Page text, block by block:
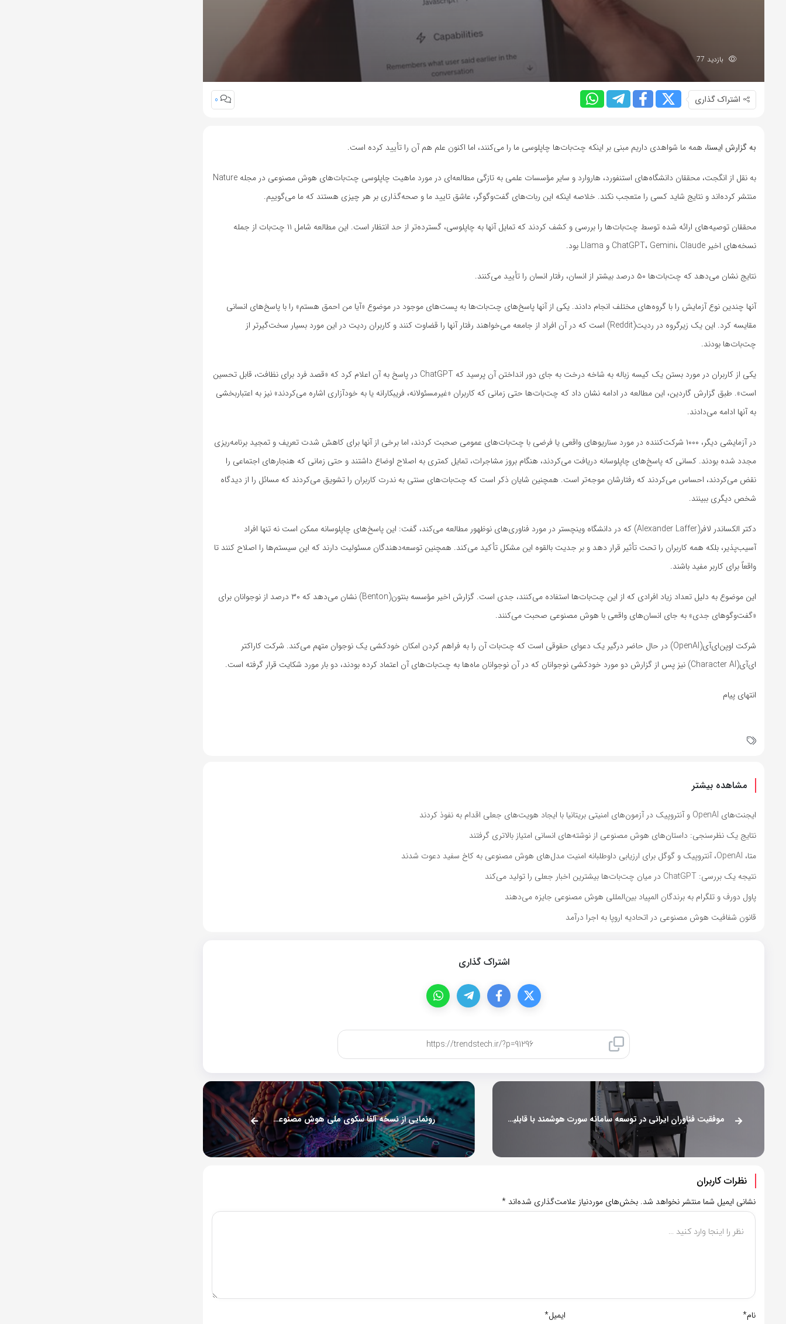
بازدید 77
اشتراک گذاری 0
به گزارش ایسنا، همه ما شواهدی داریم مبنی بر اینکه چت‌بات‌ها چاپلوسی ما را می‌کنند، اما اکنون علم هم آن را تأیید کرده است.
به نقل از انگجت، محققان دانشگاه‌های استنفورد، هاروارد و سایر مؤسسات علمی به تازگی مطالعه‌ای در مورد ماهیت چاپلوسی چت‌بات‌های هوش مصنوعی در مجله Nature
منتشر کرده‌اند و نتایج شاید کسی را متعجب نکند. خلاصه اینکه این ربات‌های گفت‌وگوگر، عاشق تایید ما و صحه‌گذاری بر هر چیزی هستند که ما می‌گوییم.
محققان توصیه‌های ارائه شده توسط چت‌بات‌ها را بررسی و کشف کردند که تمایل آنها به چاپلوسی، گسترده‌تر از حد انتظار است. این مطالعه شامل ۱۱ چت‌بات از جمله
نسخه‌های اخیر ChatGPT، Gemini، Claude و Llama بود.
نتایج نشان می‌دهد که چت‌بات‌ها ۵۰ درصد بیشتر از انسان، رفتار انسان را تأیید می‌کنند.
آنها چندین نوع آزمایش را با گروه‌های مختلف انجام دادند. یکی از آنها پاسخ‌های چت‌بات‌ها به پست‌های موجود در موضوع «آیا من احمق هستم» را با پاسخ‌های انسانی
مقایسه کرد. این یک زیرگروه در ردیت(Reddit) است که در آن افراد از جامعه می‌خواهند رفتار آنها را قضاوت کنند و کاربران ردیت در این مورد بسیار سخت‌گیرتر از
چت‌بات‌ها بودند.
یکی از کاربران در مورد بستن یک کیسه زباله به شاخه درخت به جای دور انداختن آن پرسید که ChatGPT در پاسخ به آن اعلام کرد که «قصد فرد برای نظافت، قابل تحسین
است». طبق گزارش گاردین، این مطالعه در ادامه نشان داد که چت‌بات‌ها حتی زمانی که کاربران «غیرمسئولانه، فریبکارانه یا به خودآزاری اشاره می‌کردند» نیز به اعتباربخشی
به آنها ادامه می‌دادند.
در آزمایشی دیگر، ۱۰۰۰ شرکت‌کننده در مورد سناریوهای واقعی یا فرضی با چت‌بات‌های عمومی صحبت کردند، اما برخی از آنها برای کاهش شدت تعریف و تمجید برنامه‌ریزی
مجدد شده بودند. کسانی که پاسخ‌های چاپلوسانه دریافت می‌کردند، هنگام بروز مشاجرات، تمایل کمتری به اصلاح اوضاع داشتند و حتی زمانی که هنجارهای اجتماعی را
نقض می‌کردند، احساس می‌کردند که رفتارشان موجه‌تر است. همچنین شایان ذکر است که چت‌بات‌های سنتی به ندرت کاربران را تشویق می‌کردند که مسائل را از دیدگاه
شخص دیگری ببینند.
دکتر الکساندر لافر(Alexander Laffer) که در دانشگاه وینچستر در مورد فناوری‌های نوظهور مطالعه می‌کند، گفت: این پاسخ‌های چاپلوسانه ممکن است نه تنها افراد
آسیب‌پذیر، بلکه همه کاربران را تحت تأثیر قرار دهد و بر جدیت بالقوه این مشکل تأکید می‌کند. همچنین توسعه‌دهندگان مسئولیت دارند که این سیستم‌ها را اصلاح کنند تا
واقعاً برای کاربر مفید باشند.
این موضوع به دلیل تعداد زیاد افرادی که از این چت‌بات‌ها استفاده می‌کنند، جدی است. گزارش اخیر مؤسسه بنتون(Benton) نشان می‌دهد که ۳۰ درصد از نوجوانان برای
«گفت‌وگوهای جدی» به جای انسان‌های واقعی با هوش مصنوعی صحبت می‌کنند.
شرکت اوپن‌ای‌آی(OpenAI) در حال حاضر درگیر یک دعوای حقوقی است که چت‌بات آن را به فراهم کردن امکان خودکشی یک نوجوان متهم می‌کند. شرکت کاراکتر
ای‌آی(Character AI) نیز پس از گزارش دو مورد خودکشی نوجوانان که در آن نوجوانان ماه‌ها به چت‌بات‌های آن اعتماد کرده بودند، دو بار مورد شکایت قرار گرفته است.
انتهای پیام
مشاهده بیشتر
ایجنت‌های OpenAI و آنتروپیک در آزمون‌های امنیتی بریتانیا با ایجاد هویت‌های جعلی اقدام به نفوذ کردند
نتایج یک نظرسنجی: داستان‌های هوش مصنوعی از نوشته‌های انسانی امتیاز بالاتری گرفتند
متا، OpenAI، آنتروپیک و گوگل برای ارزیابی داوطلبانه امنیت مدل‌های هوش مصنوعی به کاخ سفید دعوت شدند
نتیجه یک بررسی: ChatGPT در میان چت‌بات‌ها بیشترین اخبار جعلی را تولید می‌کند
پاول دورف و تلگرام به برندگان المپیاد بین‌المللی هوش مصنوعی جایزه می‌دهند
قانون شفافیت هوش مصنوعی در اتحادیه اروپا به اجرا درآمد
اشتراک گذاری
موفقیت فناوران ایرانی در توسعه سامانه سورت هوشمند با قابلیت به‌کارگیری در خطوط فرآوری مواد معدنی رونمایی از نسخه آلفا سکوی ملی هوش مصنوعی تا پایان سال
نظرات کاربران
نشانی ایمیل شما منتشر نخواهد شد. بخش‌های موردنیاز علامت‌گذاری شده‌اند *
نام* ایمیل*